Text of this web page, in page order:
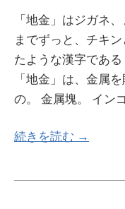
「地金」はジガネ
までずっと、チキ
たような漢字である
「地金」は、金属
の。 金属塊。 イン
続きを読む →